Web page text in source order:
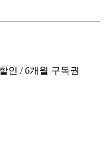
인 / 6개월 구독권